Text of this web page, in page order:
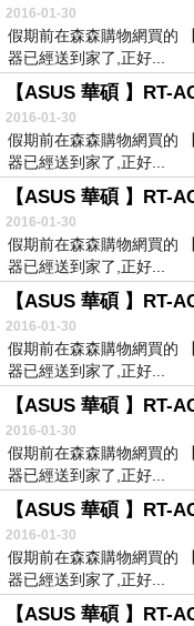
2016-01-30
假期前在森森購物網買的
器已經送到家了,正好...
【ASUS 華碩 】RT-
2016-01-30
假期前在森森購物網買的
器已經送到家了,正好...
【ASUS 華碩 】RT-
2016-01-30
假期前在森森購物網買的
器已經送到家了,正好...
【ASUS 華碩 】RT-
2016-01-30
假期前在森森購物網買的
器已經送到家了,正好...
【ASUS 華碩 】RT-
2016-01-30
假期前在森森購物網買的
器已經送到家了,正好...
【ASUS 華碩 】RT-
2016-01-30
假期前在森森購物網買的
器已經送到家了,正好...
【ASUS 華碩 】RT-